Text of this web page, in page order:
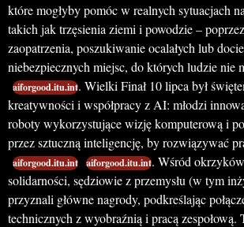
które mogłyby pomóc w realnych sytuacjach
takich jak trzęsienia ziemi i powodzie –
zaopatrzenia, poszukiwanie ocalałych lub
niebezpiecznych miejsc, do których ludzie nie
aiforgood.itu.int. Wielki Finał 10 lipca był
kreatywności i współpracy z AI: młodzi
roboty wykorzystujące wizję komputerową i
przez sztuczną inteligencję, by rozwiązywać
aiforgood.itu.int aiforgood.itu.int. Wśród
solidarności, sędziowie z przemysłu (w tym
przyznali główne nagrody, podkreślając
technicznych z wyobraźnią i pracą zespołową.